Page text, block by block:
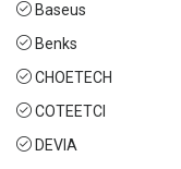
Baseus
Benks
CHOETECH
COTEETCI
DEVIA